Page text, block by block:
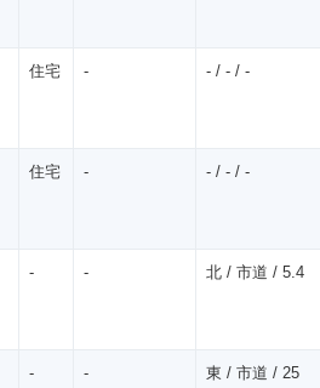
住宅 - - / - / -
住宅 - - / - / -
- - 北 / 市道 / 5.4
- - 東 / 市道 / 25